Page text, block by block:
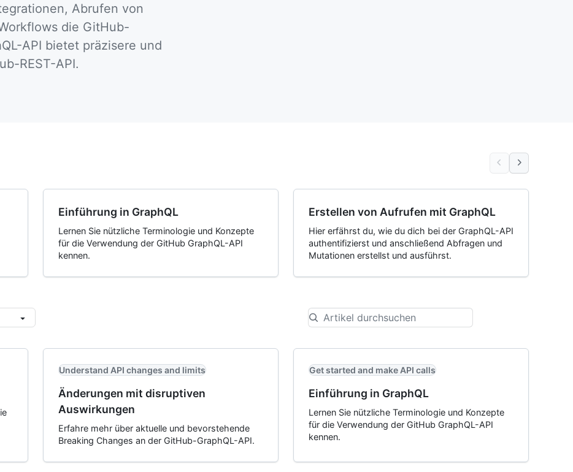
Abrufen von
die GitHub-
API bietet präzisere und
REST-API.
Einführung in GraphQL
Lernen Sie nützliche Terminologie und Konzepte
für die Verwendung der GitHub GraphQL-API
kennen.
Erstellen von Aufrufen mit GraphQL
Hier erfährst du, wie du dich bei der GraphQL-API
authentifizierst und anschließend Abfragen und
Mutationen erstellst und ausführst.
Understand API changes and limits
Änderungen mit disruptiven
Auswirkungen
Erfahre mehr über aktuelle und bevorstehende
Breaking Changes an der GitHub-GraphQL-API.
Get started and make API calls
Einführung in GraphQL
Lernen Sie nützliche Terminologie und Konzepte
für die Verwendung der GitHub GraphQL-API
kennen.